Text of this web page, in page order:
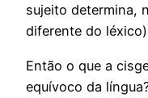
sujeito determina,
diferente do
Então o que a
equívoco da